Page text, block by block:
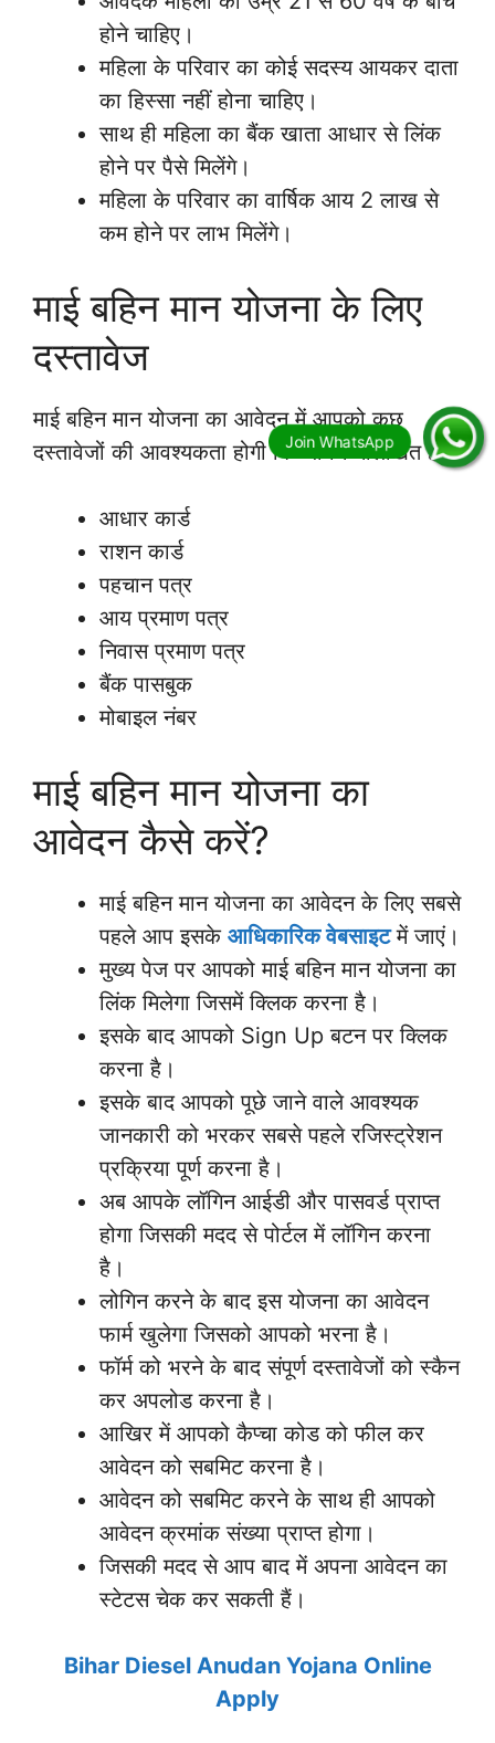
होने चाहिए।
महिला के परिवार का कोई सदस्य आयकर दाता
का हिस्सा नहीं होना चाहिए।
साथ ही महिला का बैंक खाता आधार से लिंक
होने पर पैसे मिलेंगे।
महिला के परिवार का वार्षिक आय 2 लाख से
कम होने पर लाभ मिलेंगे।
माई बहिन मान योजना के लिए
दस्तावेज
माई बहिन मान योजना का आवेदन में आपको कुछ
दस्तावेजों की आवश्यकता होगी कि जो निम्नलिखित है –
आधार कार्ड
राशन कार्ड
पहचान पत्र
आय प्रमाण पत्र
निवास प्रमाण पत्र
बैंक पासबुक
मोबाइल नंबर
माई बहिन मान योजना का
आवेदन कैसे करें?
माई बहिन मान योजना का आवेदन के लिए सबसे
पहले आप इसके आधिकारिक वेबसाइटमें जाएं।
मुख्य पेज पर आपको माई बहिन मान योजना का
लिंक मिलेगा जिसमें क्लिक करना है।
इसके बाद आपको Sign Up बटन पर क्लिक
करना है।
इसके बाद आपको पूछे जाने वाले आवश्यक
जानकारी को भरकर सबसे पहले रजिस्ट्रेशन
प्रक्रिया पूर्ण करना है।
अब आपके लॉगिन आईडी और पासवर्ड प्राप्त
होगा जिसकी मदद से पोर्टल में लॉगिन करना
है।
लोगिन करने के बाद इस योजना का आवेदन
फार्म खुलेगा जिसको आपको भरना है।
फॉर्म को भरने के बाद संपूर्ण दस्तावेजों को स्कैन
कर अपलोड करना है।
आखिर में आपको कैप्चा कोड को फील कर
आवेदन को सबमिट करना है।
आवेदन को सबमिट करने के साथ ही आपको
आवेदन क्रमांक संख्या प्राप्त होगा।
जिसकी मदद से आप बाद में अपना आवेदन का
स्टेटस चेक कर सकती हैं।
Bihar Diesel Anudan Yojana Online
Apply